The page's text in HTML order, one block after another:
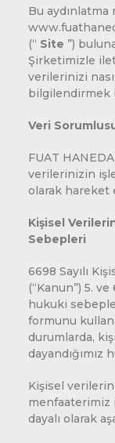
Bu aydınlatma
(“ Site ”)
Şirketimizle
verilerinizi
bilgilendirmek
Veri
FUAT
verilerinizin
olarak hareket
Kişisel
Sebepleri
6698 Sayılı
(“Kanun”) 5.
hukuki
formunu
durumlarda,
dayandığımız
Kişisel
menfaaterimiz
dayalı olarak